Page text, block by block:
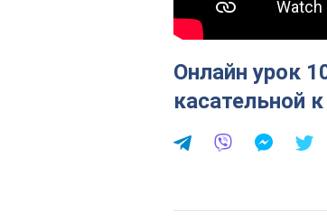
Онлайн урок
касательной